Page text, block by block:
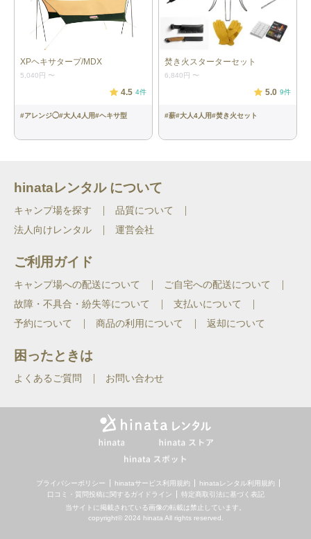
寝袋：2個
［パフォーマーⅢ/Ｃ１５／コールマ
ン］ サイズ：約80×190cm（収納時：
約直径14×28cm） 重量：約595g（1つ
あたり） 快適温度：15℃以上 適応身
長：183cmまで
寝袋(インナー)：2枚
［ライナー SZ スーパーライト／イス
カ］ 本体サイズ：78×205cm（収納
時：8×8×21cm） 重量：約320g（1つ
マット：２個
［フォームパッド180／モンベル］ 本
ランタン：1個
［Explorer EX-V777D ／GENTOS］ 本
重量：約802g（電池含）（1つあた
り） ランタンひとつにつき単1形アル
カリ電池３本※電池は付属していませ
XPヘキサタープ/MDX
5,040円 〜
4.5 4件
#アレンジ◯#大人4人用#ヘキサ型
焚き火スターターセット
6,840円 〜
5.0 9件
#薪#大人4人用#焚き火セット
hinataレンタル について
キャンプ場を探す
品質について
法人向けレンタル
運営会社
ご利用ガイド
キャンプ場への配送について
ご自宅への配送について
故障・不具合・紛失等について
支払いについて
予約について
商品の利用について 返却について
困ったときは
よくあるご質問 お問い合わせ
プライバシーポリシー hinataサービス利用規約
hinataレンタル利用規約
口コミ・質問投稿に関するガイドライン
特定商取引法に基づく表記
当サイトに掲載されている画像の転載は禁止しています。
copyright© 2024 hinata All rights reserved.